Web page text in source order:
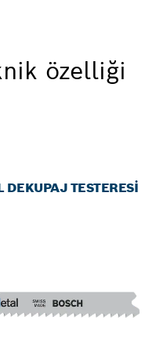
özelliği
DEKUPAJ TESTERESI